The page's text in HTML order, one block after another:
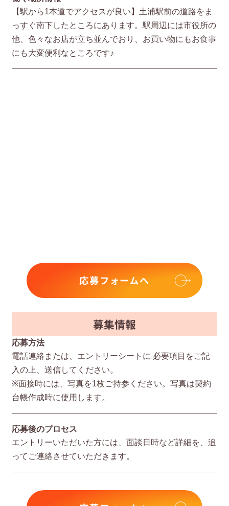
【駅から1本道でアクセスが良い】土浦駅前の道路をま
っすぐ南下したところにあります。駅周辺には市役所の
他、色々なお店が立ち並んでおり、お買い物にもお食事
にも大変便利なところです♪
応募フォームへ
募集情報
応募方法
電話連絡または、エントリーシートに 必要項⽬をご記
⼊の上、送信してください。
※⾯接時には、写真を1枚ご持参ください。写真は契約
台帳作成時に使⽤します。
応募後のプロセス
エントリーいただいた⽅には、⾯談⽇時など詳細を、追
ってご連絡させていただきます。